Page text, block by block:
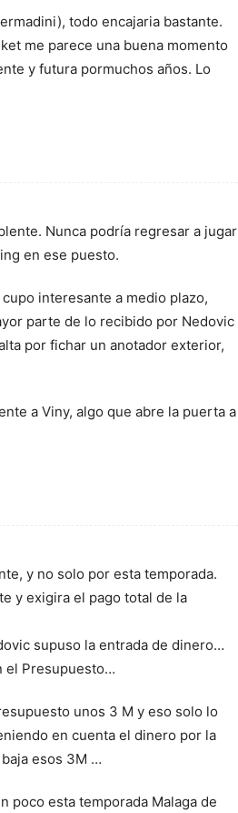
todo encajaria bastante.
me parece una buena momento
y futura pormuchos años. Lo
Nunca podría regresar a jugar
en ese puesto.
interesante a medio plazo,
parte de lo recibido por Nedovic
por fichar un anotador exterior,
a Viny, algo que abre la puerta a
y no solo por esta temporada.
y exigira el pago total de la
supuso la entrada de dinero…
el Presupuesto…
unos 3 M y eso solo lo
en cuenta el dinero por la
esos 3M …
poco esta temporada Malaga de